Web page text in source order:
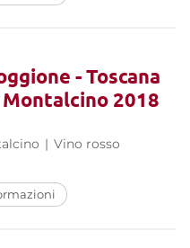
- Toscana
2018
| Vino rosso